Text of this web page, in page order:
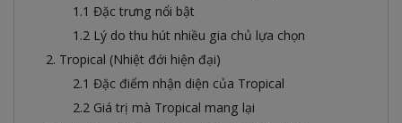
1.1 Đặc trưng nổi bật
1.2 Lý do thu hút nhiều gia chủ lựa chọn
2. Tropical (Nhiệt đới hiện đại)
2.1 Đặc điểm nhận diện của Tropical
2.2 Giá trị mà Tropical mang lại